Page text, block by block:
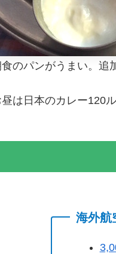
のパンがうまい。追
昼は日本のカレー120
海外航